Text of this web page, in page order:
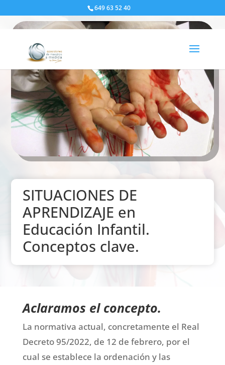
649 63 52 40
SITUACIONES DE
APRENDIZAJE en
Educación Infantil.
Conceptos clave.
Aclaramos el concepto.
La normativa actual, concretamente el Real
Decreto 95/2022, de 12 de febrero, por el
cual se establece la ordenación y las